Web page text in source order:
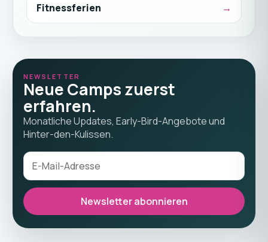
Fitnessferien
NEWSLETTER
Neue Camps zuerst
erfahren.
Monatliche Updates, Early-Bird-Angebote und
Hinter-den-Kulissen.
Newsletter abonnieren